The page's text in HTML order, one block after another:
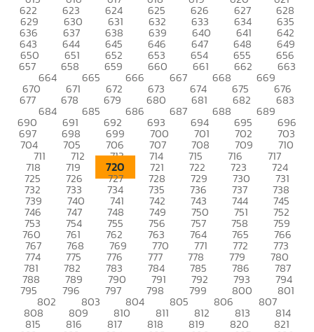
622 623 624 625 626 627 628
629 630 631 632 633 634 635
636 637 638 639 640 641 642
643 644 645 646 647 648 649
650 651 652 653 654 655 656
657 658 659 660 661 662 663
664 665 666 667 668 669
670 671 672 673 674 675 676
677 678 679 680 681 682 683
684 685 686 687 688 689
690 691 692 693 694 695 696
697 698 699 700 701 702 703
704 705 706 707 708 709 710
711 712 713 714 715 716 717
718 719 720 721 722 723 724
725 726 727 728 729 730 731
732 733 734 735 736 737 738
739 740 741 742 743 744 745
746 747 748 749 750 751 752
753 754 755 756 757 758 759
760 761 762 763 764 765 766
767 768 769 770 771 772 773
774 775 776 777 778 779 780
781 782 783 784 785 786 787
788 789 790 791 792 793 794
795 796 797 798 799 800 801
802 803 804 805 806 807
808 809 810 811 812 813 814
815 816 817 818 819 820 821